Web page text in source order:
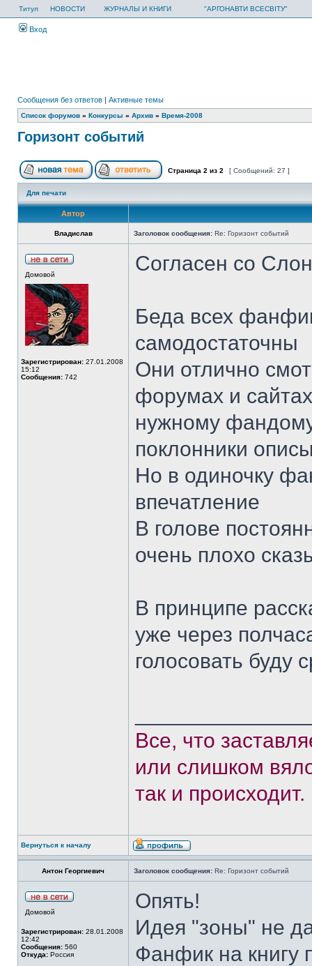
Титул НОВОСТИ ЖУРНАЛЫ И КНИГИ "АРГОНАВТИ ВСЕСВІТУ"
Вход
Сообщения без ответов | Активные темы
Список форумов » Конкурсы » Архив » Время-2008
Горизонт событий
Страница 2 из 2 [ Сообщений: 27 ]
Для печати
Автор
Владислав Заголовок сообщения: Re: Горизонт событий
Домовой
Зарегистрирован: 27.01.2008
15:12
Сообщения: 742
Согласен со
Беда всех
самодостаточны
Они отлично
форумах и
нужному
поклонники
Но в одиночку
впечатление
В голове
очень плохо
В принципе
уже через
голосовать буду
Все, что
или слишком
так и происходит.
Вернуться к началу
Антон Георгиевич Заголовок сообщения: Re: Горизонт событий
Домовой
Зарегистрирован: 28.01.2008
12:42
Сообщения: 560
Откуда: Россия
Опять!
Идея "зоны" не
Фанфик на книгу